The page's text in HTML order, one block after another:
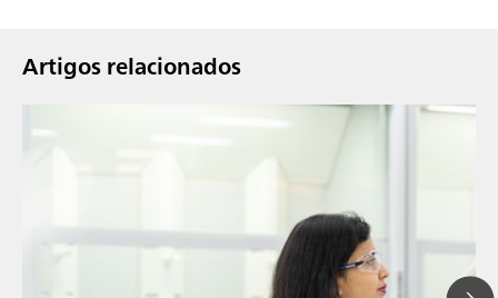
Artigos relacionados